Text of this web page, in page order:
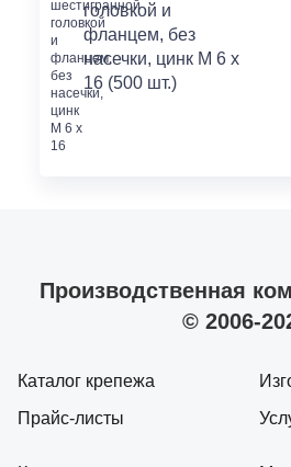
головкой и
фланцем, без
насечки, цинк M 6 x
16 (500 шт.)
Производственная
© 2006-
Каталог крепежа
Прайс-листы